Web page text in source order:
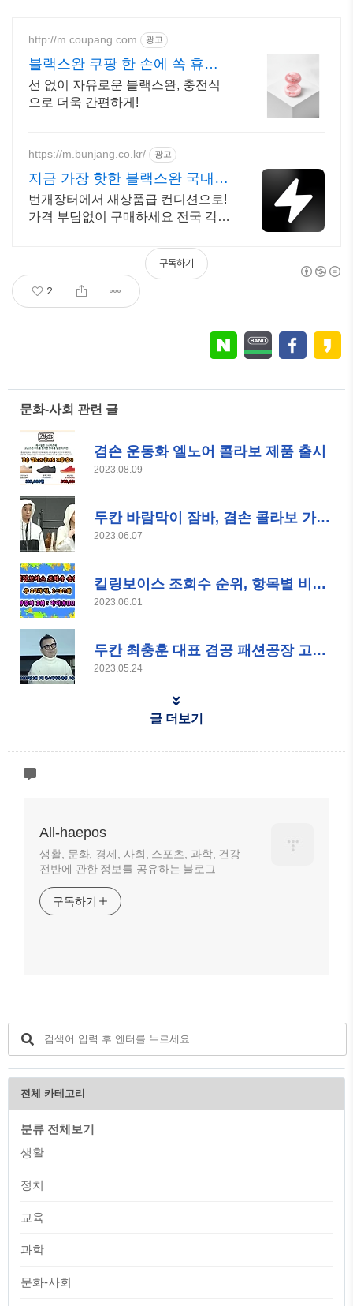
http://m.coupang.com 광고
블랙스완 쿠팡 한 손에 쏙 휴대
간편하게
선 없이 자유로운 블랙스완, 충전식
으로 더욱 간편하게!
https://m.bunjang.co.kr/ 광고
지금 가장 핫한 블랙스완 국내
최대 브랜드 중고거래
번개장터에서 새상품급 컨디션으로!
가격 부담없이 구매하세요 전국 각지
일 10만 개 이상의 신규 상품 업로드
2
구독하기
문화-사회 관련 글
겸손 운동화 엘노어 콜라보 제품 출시
2023.08.09
두칸 바람막이 잠바, 겸손 콜라보 가방 일체형
2023.06.07
킬링보이스 조회수 순위, 항목별 비교 및 변동
2023.06.01
두칸 최충훈 대표 겸공 패션공장 고정 패널
2023.05.24
글 더보기
All-haepos
생활, 문화, 경제, 사회, 스포츠, 과학, 건강
전반에 관한 정보를 공유하는 블로그
구독하기
전체 카테고리
분류 전체보기
생활
정치
교육
과학
문화-사회